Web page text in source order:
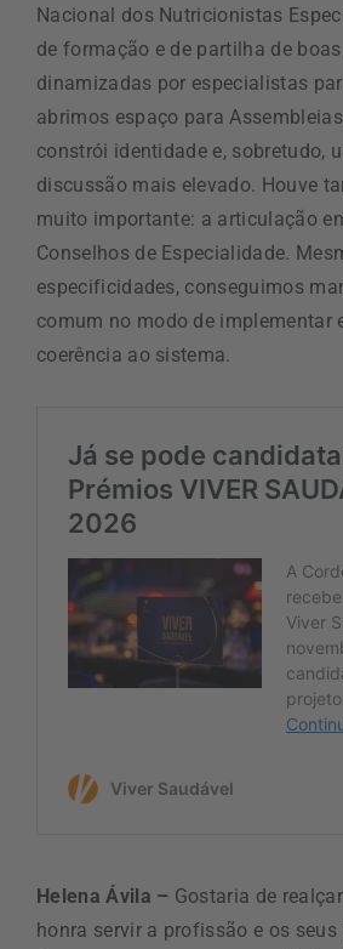
Nacional dos Nutricionistas
de formação e de partilha de
dinamizadas por especialistas
abrimos espaço para
constrói identidade e, sobretudo,
discussão mais elevado. Houve
muito importante: a articulação
Conselhos de Especialidade.
especificidades, conseguimos
comum no modo de implementar
coerência ao sistema.
Helena Ávila – Gostaria de
honra servir a profissão e os